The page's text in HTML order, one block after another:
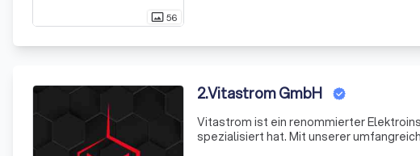
photo_size_select_actual56
2.Vitastrom GmbH
Vitastrom ist ein renommierter
spezialisiert hat. Mit unserer